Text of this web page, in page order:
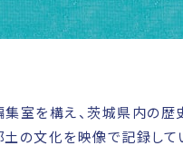
室を構え、茨城県内の歴
土の文化を映像で記録して